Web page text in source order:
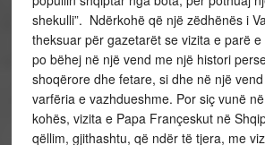
shekulli”. Ndërkohë që një zëdhënës i
theksuar për gazetarët se vizita e parë
po bëhej në një vend me një histori
shoqërore dhe fetare, si dhe në një
varfëria e vazhdueshme. Por siç vunë
kohës, vizita e Papa Françeskut në
qëllim, gjithashtu, që ndër të tjera, me